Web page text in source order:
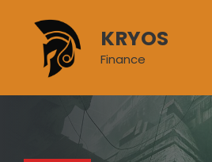
contenu
KRYOS
Finance